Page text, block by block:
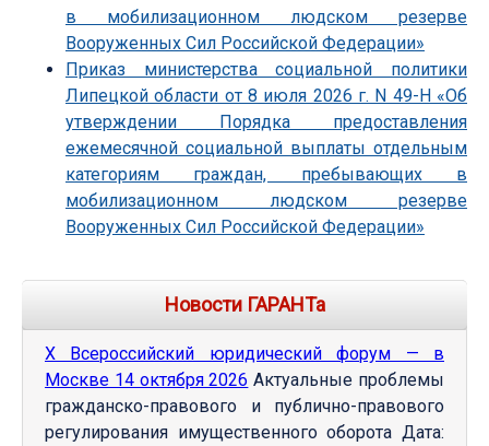
в мобилизационном людском резерве
Вооруженных Сил Российской Федерации»
Приказ министерства социальной политики
Липецкой области от 8 июля 2026 г. N 49-Н «Об
утверждении Порядка предоставления
ежемесячной социальной выплаты отдельным
категориям граждан, пребывающих в
мобилизационном людском резерве
Вооруженных Сил Российской Федерации»
Новости ГАРАНТа
Х Всероссийский юридический форум — в
Москве 14 октября 2026 Актуальные проблемы
гражданско-правового и публично-правового
регулирования имущественного оборота Дата: